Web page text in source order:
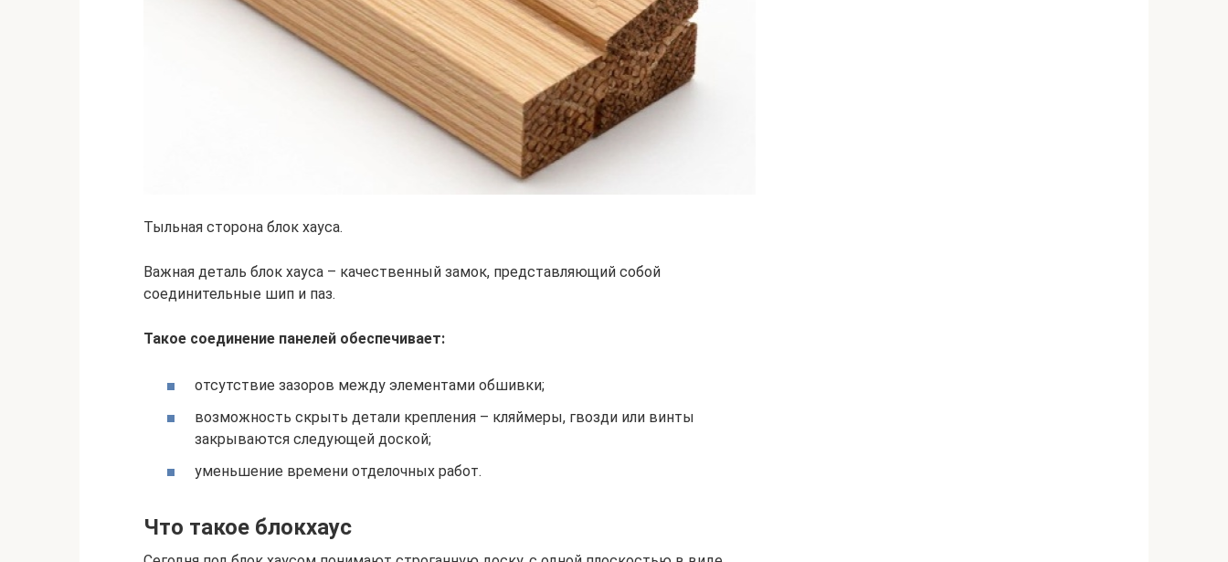
Тыльная сторона блок хауса.
Важная деталь блок хауса – качественный замок, представляющий собой
соединительные шип и паз.
Такое соединение панелей обеспечивает:
отсутствие зазоров между элементами обшивки;
возможность скрыть детали крепления – кляймеры, гвозди или винты
закрываются следующей доской;
уменьшение времени отделочных работ.
Что такое блокхаус